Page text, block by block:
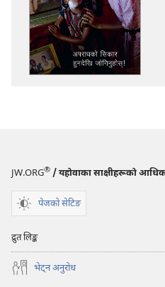
JW.ORG® / यहोवाका साक्षीहरूको
पेजको सेटिङ
द्रुत लिङ्क
भेट्‌न अनुरोध